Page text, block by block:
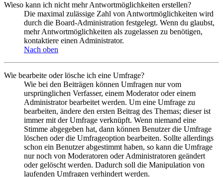
Wieso kann ich nicht mehr Antwortmöglichkeiten erstellen?
Die maximal zulässige Zahl von Antwortmöglichkeiten wird
durch die Board-Administration festgelegt. Wenn du glaubst,
mehr Antwortmöglichkeiten als zugelassen zu benötigen,
kontaktiere einen Administrator.
Nach oben
Wie bearbeite oder lösche ich eine Umfrage?
Wie bei den Beiträgen können Umfragen nur vom
ursprünglichen Verfasser, einem Moderator oder einem
Administrator bearbeitet werden. Um eine Umfrage zu
bearbeiten, ändere den ersten Beitrag des Themas; dieser ist
immer mit der Umfrage verknüpft. Wenn niemand eine
Stimme abgegeben hat, dann können Benutzer die Umfrage
löschen oder die Umfrageoption bearbeiten. Sollte allerdings
schon ein Benutzer abgestimmt haben, so kann die Umfrage
nur noch von Moderatoren oder Administratoren geändert
oder gelöscht werden. Dadurch soll die Manipulation von
laufenden Umfragen verhindert werden.